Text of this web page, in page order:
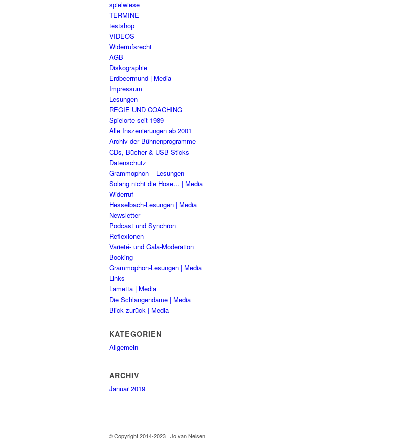
spielwiese
TERMINE
testshop
VIDEOS
Widerrufsrecht
AGB
Diskographie
Erdbeermund | Media
Impressum
Lesungen
REGIE UND COACHING
Spielorte seit 1989
Alle Inszenierungen ab 2001
Archiv der Bühnenprogramme
CDs, Bücher & USB-Sticks
Datenschutz
Grammophon – Lesungen
Solang nicht die Hose… | Media
Widerruf
Hesselbach-Lesungen | Media
Newsletter
Podcast und Synchron
Reflexionen
Varieté- und Gala-Moderation
Booking
Grammophon-Lesungen | Media
Links
Lametta | Media
Die Schlangendame | Media
Blick zurück | Media
KATEGORIEN
Allgemein
ARCHIV
Januar 2019
© Copyright 2014-2023 | Jo van Nelsen